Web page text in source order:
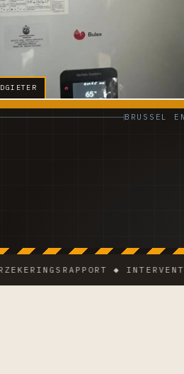
BRUSSEL
◆